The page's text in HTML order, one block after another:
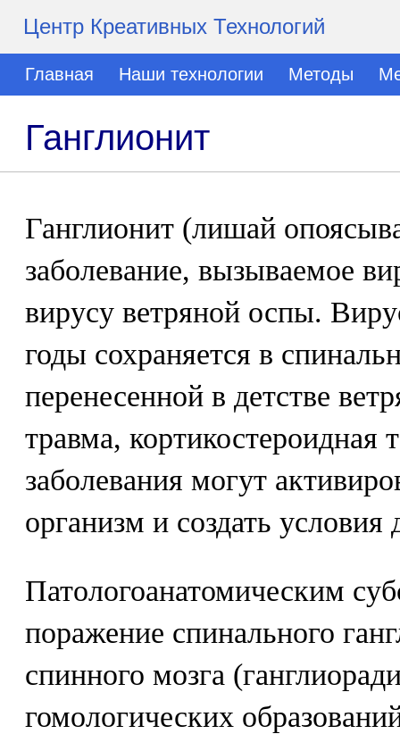
Центр Креативных Технологий
Главная Наши технологии Методы
Ганглионит
Ганглионит (лишай
заболевание, вызываемое
вирусу ветряной оспы.
годы сохраняется в
перенесенной в детстве
травма,
заболевания могут
организм и создать условия
Патологоанатомическим
поражение спинального
спинного мозга
гомологических